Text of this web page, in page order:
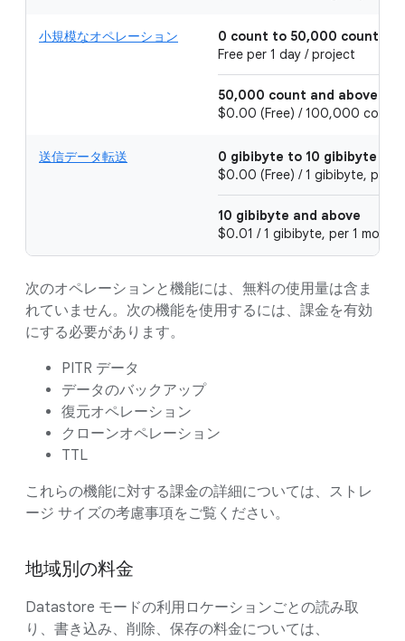
小規模なオペレーション
0 count to 50,000 count
Free per 1 day / project
50,000 count and above
$0.00 (Free) / 100,000 count,
送信データ転送
0 gibibyte to 10 gibibyte
$0.00 (Free) / 1 gibibyte, per
10 gibibyte and above
$0.01 / 1 gibibyte, per 1
次のオペレーションと機能には、無料の使用量は含ま
れていません。次の機能を使用するには、課金を有効
にする必要があります。
PITR データ
データのバックアップ
復元オペレーション
クローンオペレーション
TTL
これらの機能に対する課金の詳細については、ストレ
ージ サイズの考慮事項をご覧ください。
地域別の料金
Datastore モードの利用ロケーションごとの読み取
り、書き込み、削除、保存の料金については、